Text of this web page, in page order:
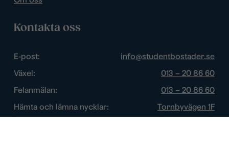
Kontakta oss
E-post:
info@studentbostader.se
Växel:
013 – 20 86 60
Felanmälan:
013 – 20 86 60
Hämta och lämna nycklar:
Tornbyvägen 1F